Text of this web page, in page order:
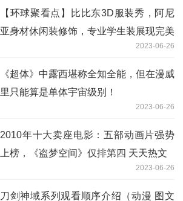
【环球聚看点】比比东3D服装秀，阿尼
亚身材休闲装修饰，专业学生装展现完美
2023-06-26
《超体》中露西堪称全知全能，但在漫威
里只能算是单体宇宙级别！
2023-06-26
2010年十大卖座电影：五部动画片强势
上榜，《盗梦空间》仅排第四 天天热文
2023-06-26
刀剑神域系列观看顺序介绍（动漫 图文